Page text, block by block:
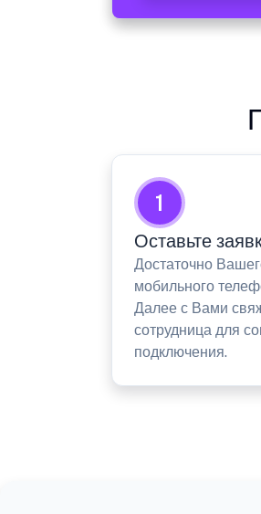
1
Оставьте
Достаточно
мобильного
Далее с Вами
сотрудница для
подключения.